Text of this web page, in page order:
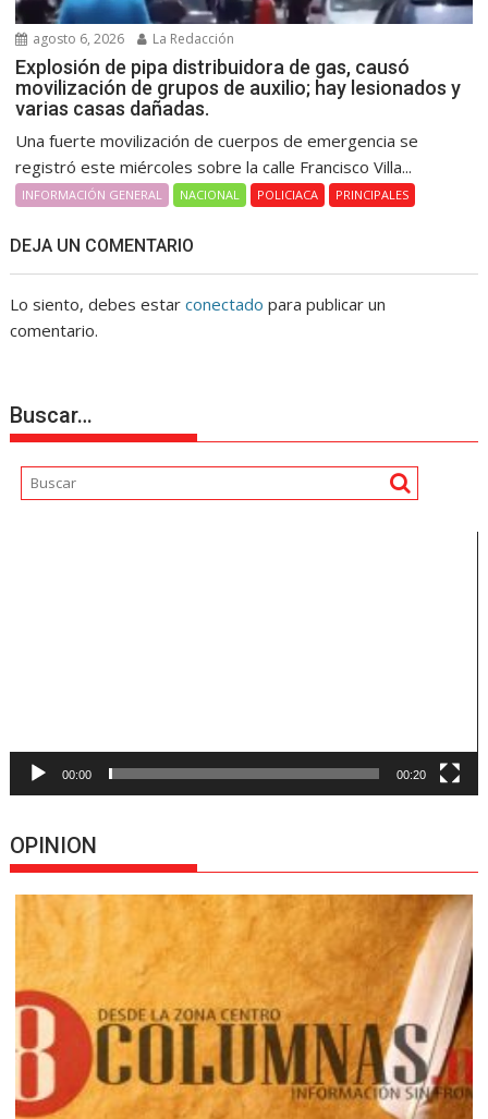
agosto 6, 2026 La Redacción
Explosión de pipa distribuidora de gas, causó
movilización de grupos de auxilio; hay lesionados y
varias casas dañadas.
Una fuerte movilización de cuerpos de emergencia se
registró este miércoles sobre la calle Francisco Villa...
INFORMACIÓN GENERAL NACIONAL POLICIACA PRINCIPALES
DEJA UN COMENTARIO
Lo siento, debes estarconectado para publicar un
comentario.
Buscar…
00:00 00:20
OPINION